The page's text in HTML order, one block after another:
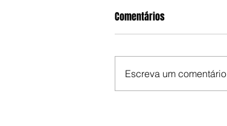
Comentários
Escreva um comentário